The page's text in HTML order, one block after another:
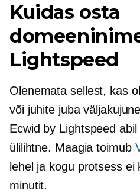
Kuidas osta
Lightspeed
Olenemata sellest, kas
või juhite juba
Ecwid by Lightspeed
ülilihtne. Maagia toimub
lehel ja kogu protsess
minutit.